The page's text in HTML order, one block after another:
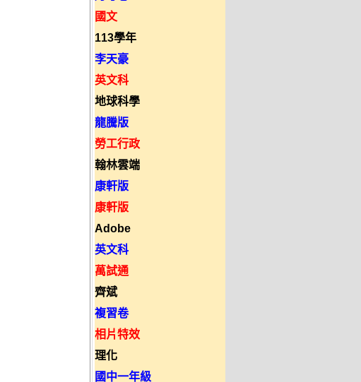
國文
113學年
李天豪
英文科
地球科學
龍騰版
勞工行政
翰林雲端
康軒版
康軒版
Adobe
英文科
萬試通
齊斌
複習卷
相片特效
理化
國中一年級